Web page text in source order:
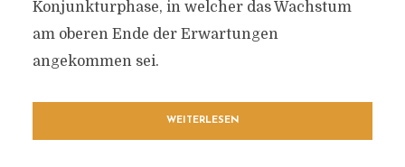
Konjunkturphase, in welcher das Wachstum
am oberen Ende der Erwartungen
angekommen sei.
WEITERLESEN